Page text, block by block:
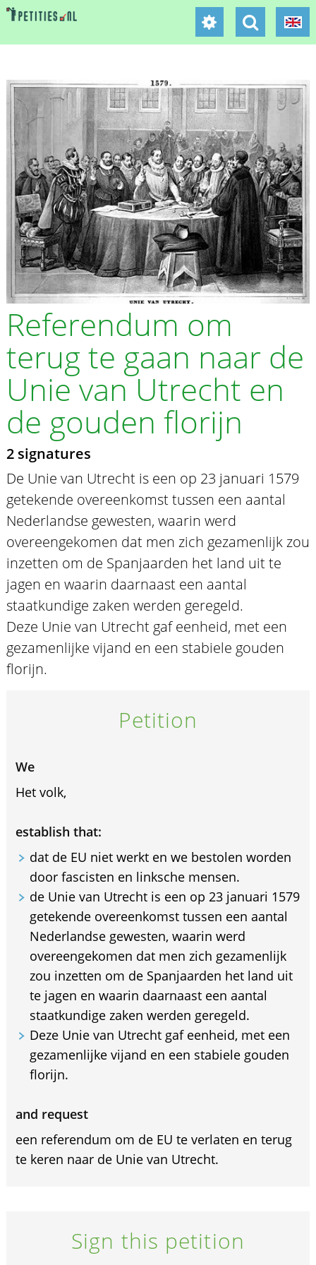
Referendum om
terug te gaan naar de
Unie van Utrecht en
de gouden florijn
2 signatures
De Unie van Utrecht is een op 23 januari 1579
getekende overeenkomst tussen een aantal
Nederlandse gewesten, waarin werd
overeengekomen dat men zich gezamenlijk zou
inzetten om de Spanjaarden het land uit te
jagen en waarin daarnaast een aantal
staatkundige zaken werden geregeld.
Deze Unie van Utrecht gaf eenheid, met een
gezamenlijke vijand en een stabiele gouden
florijn.
Petition
We
Het volk,
establish that:
dat de EU niet werkt en we bestolen worden
door fascisten en linksche mensen.
de Unie van Utrecht is een op 23 januari 1579
getekende overeenkomst tussen een aantal
Nederlandse gewesten, waarin werd
overeengekomen dat men zich gezamenlijk
zou inzetten om de Spanjaarden het land uit
te jagen en waarin daarnaast een aantal
staatkundige zaken werden geregeld.
Deze Unie van Utrecht gaf eenheid, met een
gezamenlijke vijand en een stabiele gouden
florijn.
and request
een referendum om de EU te verlaten en terug
te keren naar de Unie van Utrecht.
Sign this petition